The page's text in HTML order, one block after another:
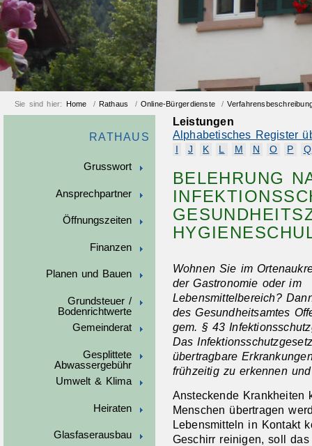
Sie sind hier: Home / Rathaus / Online-Bürgerdienste /
RATHAUS
Grusswort
Ansprechpartner
Öffnungszeiten
Finanzen
Planen und Bauen
Grundsteuer /
Bodenrichtwerte
Gemeinderat
Gesplittete
Abwassergebühr
Umwelt & Klima
Heiraten
Glasfaserausbau
Leistungen
Alphabetisches Register
J K L M N O P Q
BELEHRUNG
Wohnen Sie im
der Gastronomie oder im
Lebensmittelbereich?
des Gesundheitsamtes
gem. § 43
Das
übertragbare
frühzeitig zu erkennen
Ansteckende Krankheiten
Menschen übertragen
Lebensmitteln in Kontakt
Geschirr reinigen, soll